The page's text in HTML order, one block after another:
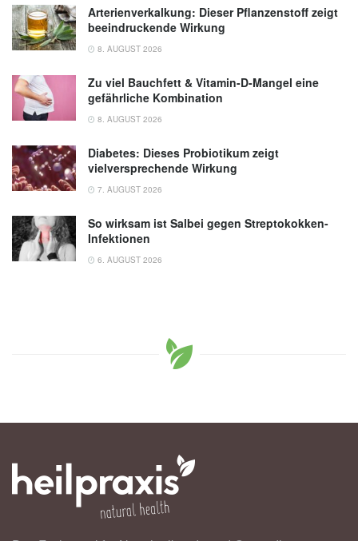
Cleveland Clinic
Arterienverkalkung: Dieser Pflanzenstoff zeigt
beeindruckende Wirkung
8. AUGUST 2026
Zu viel Bauchfett & Vitamin-D-Mangel eine
gefährliche Kombination
8. AUGUST 2026
Diabetes: Dieses Probiotikum zeigt
vielversprechende Wirkung
7. AUGUST 2026
So wirksam ist Salbei gegen Streptokokken-
Infektionen
6. AUGUST 2026